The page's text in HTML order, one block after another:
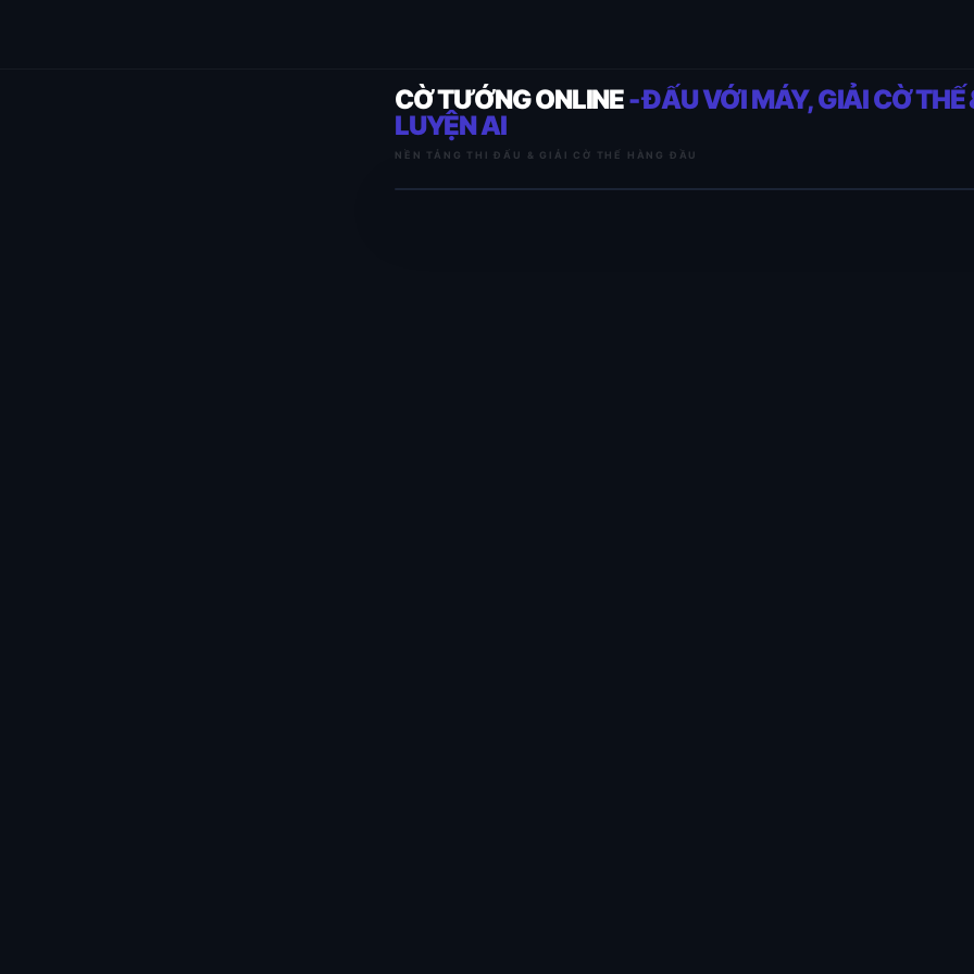
CỜ TƯỚNG ONLINE- ĐẤU VỚI MÁY, GIẢI CỜ THẾ
LUYỆN AI
NỀN TẢNG THI ĐẤU & GIẢI CỜ THẾ HÀNG ĐẦU